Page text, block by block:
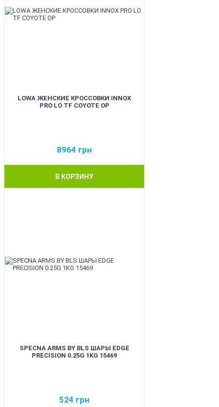
LOWA ЖЕНСКИЕ КРОССОВКИ INNOX
PRO LO TF COYOTE OP
8964 грн
В КОРЗИНУ
SPECNA ARMS BY BLS ШАРЫ EDGE
PRECISION 0.25G 1KG 15469
524 грн